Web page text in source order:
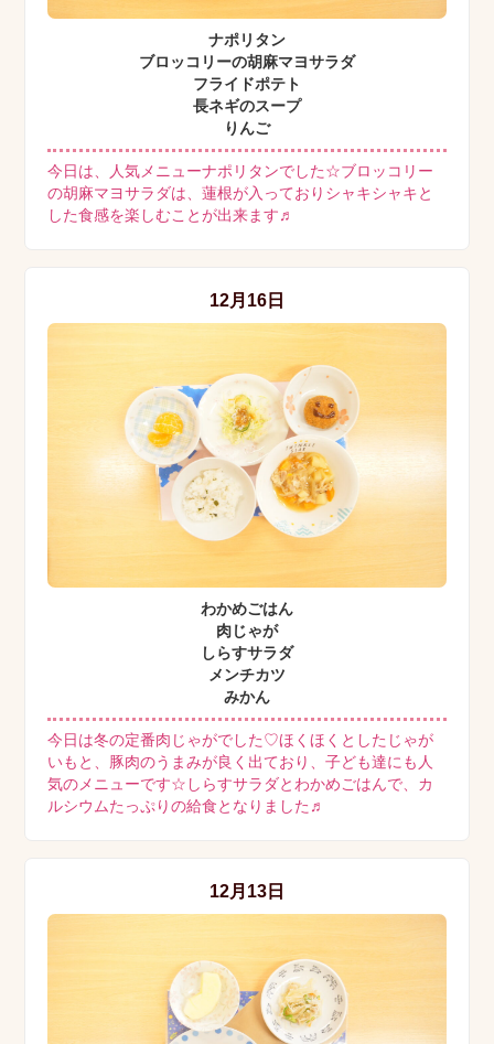
ナポリタン
ブロッコリーの胡麻マヨサラダ
フライドポテト
長ネギのスープ
りんご
今日は、人気メニューナポリタンでした☆ブロッコリー
の胡麻マヨサラダは、蓮根が入っておりシャキシャキと
した食感を楽しむことが出来ます♬
12月16日
わかめごはん
肉じゃが
しらすサラダ
メンチカツ
みかん
今日は冬の定番肉じゃがでした♡ほくほくとしたじゃが
いもと、豚肉のうまみが良く出ており、子ども達にも人
気のメニューです☆しらすサラダとわかめごはんで、カ
ルシウムたっぷりの給食となりました♬
12月13日